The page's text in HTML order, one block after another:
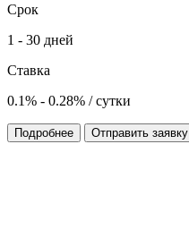
Срок
1 - 30 дней
Ставка
0.1% - 0.28% / сутки
Подробнее Отправить заявку